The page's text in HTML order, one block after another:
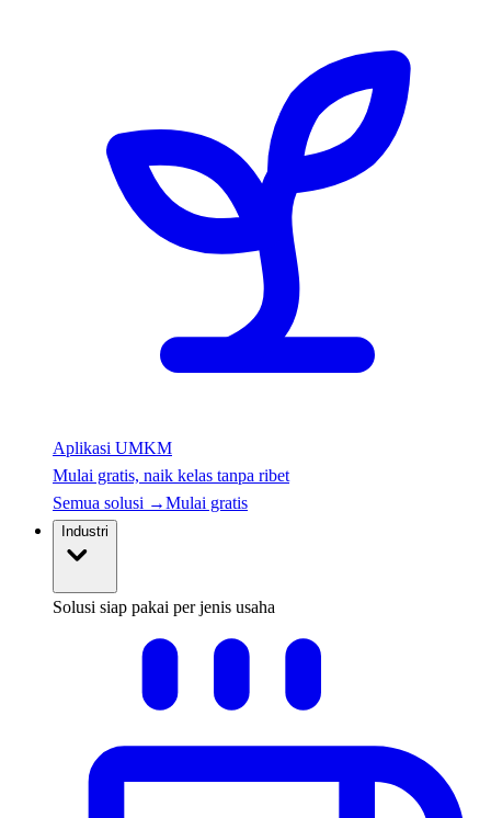
Aplikasi UMKM
Mulai gratis, naik kelas tanpa ribet
Semua solusi →Mulai gratis
Industri
Solusi siap pakai per jenis usaha